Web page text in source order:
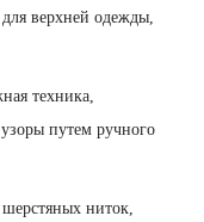
верхней одежды,
техника,
путем ручного
ниток,